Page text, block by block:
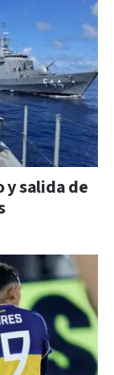
y salida de